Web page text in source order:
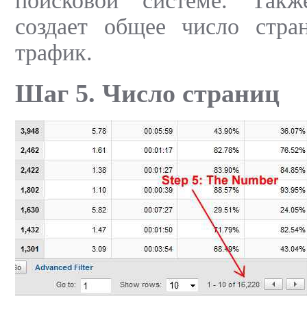
создает общее число
трафик.
Шаг 5. Число страниц